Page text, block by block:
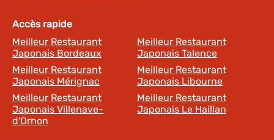
Accès rapide
Meilleur Restaurant
Japonais Bordeaux
Meilleur Restaurant
Japonais Talence
Meilleur Restaurant
Japonais Mérignac
Meilleur Restaurant
Japonais Libourne
Meilleur Restaurant
Japonais Villenave-
d'Ornon
Meilleur Restaurant
Japonais Le Haillan